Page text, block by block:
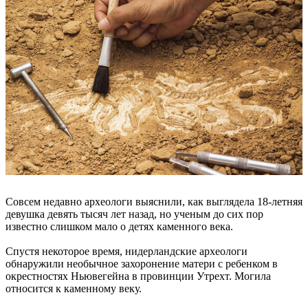
Совсем недавно археологи выяснили, как выглядела 18-летняя
девушка девять тысяч лет назад, но ученым до сих пор
известно слишком мало о детях каменного века.
Спустя некоторое время, нидерландские археологи
обнаружили необычное захоронение матери с ребенком в
окрестностях Ньювегейна в провинции Утрехт. Могила
относится к каменному веку.